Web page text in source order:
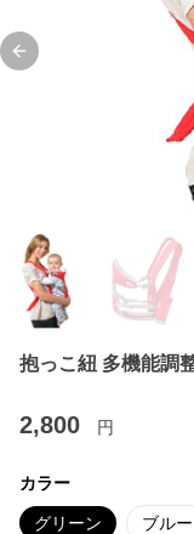
Previous slide
抱っこ紐 多機能調
2,800 円
カラー
グリーン ブルー